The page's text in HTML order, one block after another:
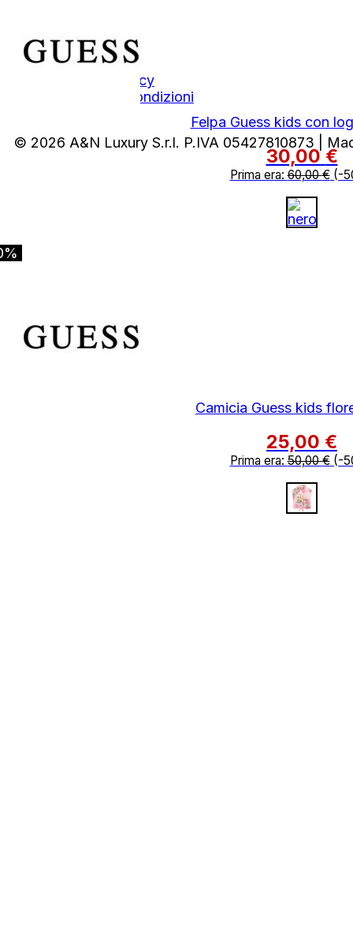
Felpa Guess kids con
30,00 €
Prima era:60,00€(-
Camicia Guess kids
25,00 €
Prima era:50,00€(-
Area Legale
Privacy Policy
Termini e Condizioni
© 2026 A&N Luxury S.r.l. P.IVA 05427810873 |